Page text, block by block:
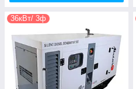
36кВт/ 3ф